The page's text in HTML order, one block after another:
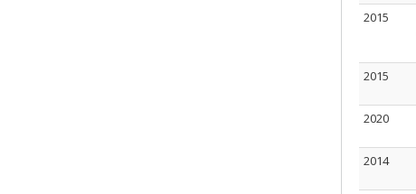
2015
2015
2020
2014